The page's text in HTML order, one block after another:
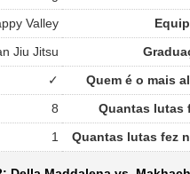
Valley
Jiu Jitsu
✓
Quem é o mais
8
Quantas lutas
1
Quantas lutas fez